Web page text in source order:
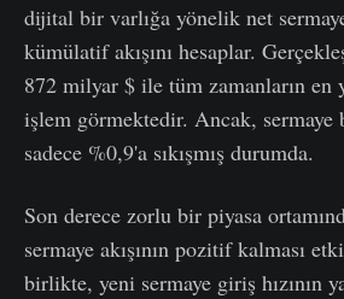
dijital bir varlığa yönelik net
kümülatif akışını hesaplar.
872 milyar $ ile tüm zamanların en
işlem görmektedir. Ancak, sermaye
sadece %0,9'a sıkışmış durumda.
Son derece zorlu bir piyasa
sermaye akışının pozitif kalması
birlikte, yeni sermaye giriş hızının